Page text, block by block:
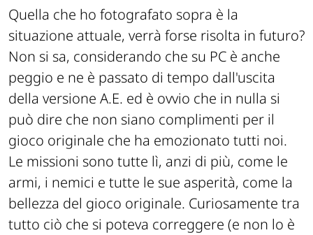
Quella che ho fotografato sopra è la
situazione attuale, verrà forse risolta in futuro?
Non si sa, considerando che su PC è anche
peggio e ne è passato di tempo dall'uscita
della versione A.E. ed è ovvio che in nulla si
può dire che non siano complimenti per il
gioco originale che ha emozionato tutti noi.
Le missioni sono tutte lì, anzi di più, come le
armi, i nemici e tutte le sue asperità, come la
bellezza del gioco originale. Curiosamente tra
tutto ciò che si poteva correggere (e non lo è